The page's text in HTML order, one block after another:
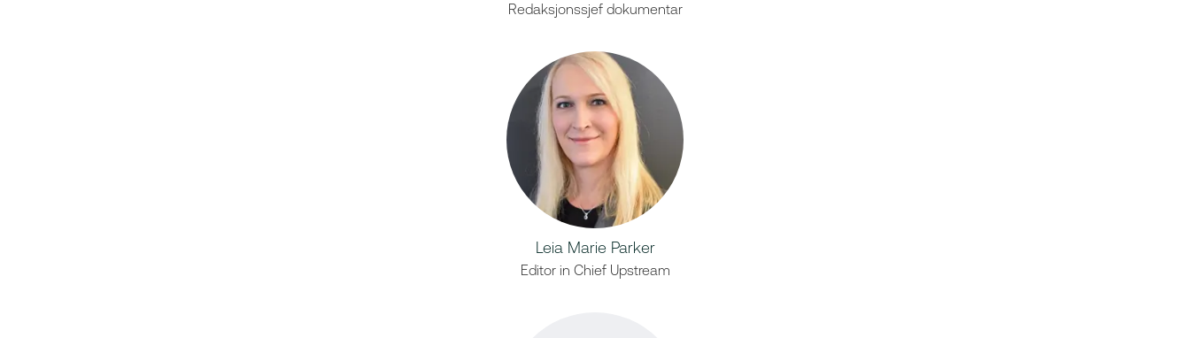
Redaksjonssjef dokumentar
Leia Marie Parker
Editor in Chief Upstream